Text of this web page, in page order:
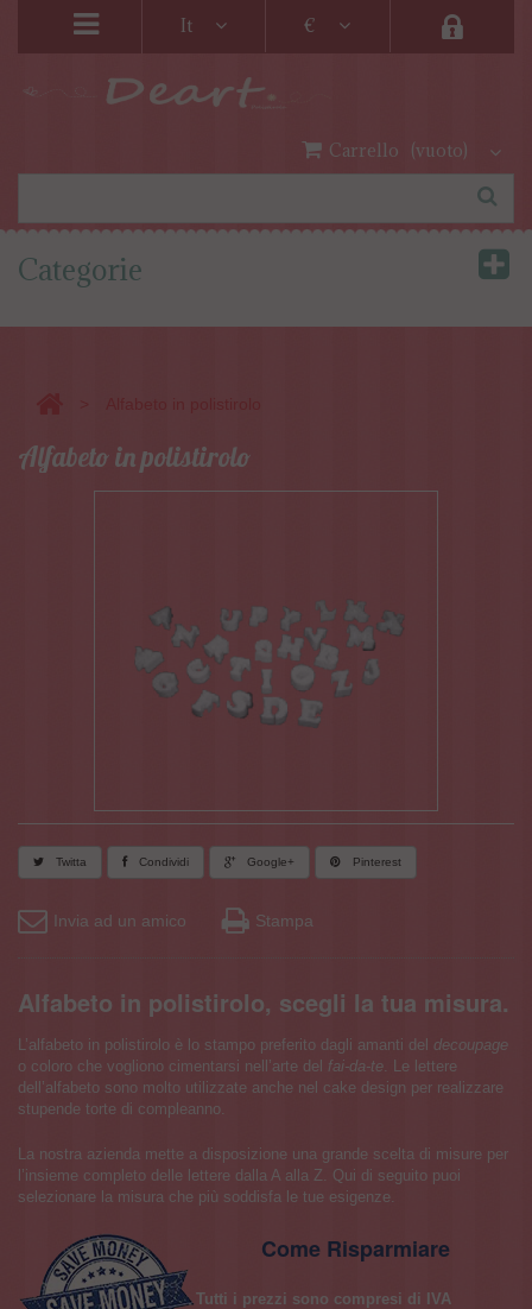
It €
Carrello (vuoto)
Categorie
Alfabeto in polistirolo
Twitta Condividi Google+ Pinterest
Invia ad un amico Stampa
Alfabeto in polistirolo, scegli la tua misura.
L’alfabeto in polistirolo è lo stampo preferito dagli amanti del decoupage
o coloro che vogliono cimentarsi nell’arte del fai-da-te . Le lettere
dell’alfabeto sono molto utilizzate anche nel cake design per realizzare
stupende torte di compleanno.
La nostra azienda mette a disposizione una grande scelta di misure per
l’insieme completo delle lettere dalla A alla Z. Qui di seguito puoi
selezionare la misura che più soddisfa le tue esigenze.
Come Risparmiare
Tutti i prezzi sono compresi di IVA